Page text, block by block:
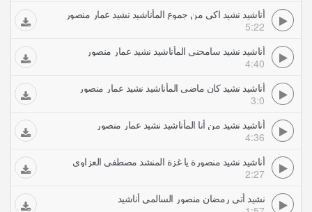
أناشيد نشيد اكى من جموع المأناشيد نشيد عمار منصور
5:22
أناشيد نشيد سامحني المأناشيد نشيد عمار منصور
4:40
أناشيد نشيد كان ماضي المأناشيد نشيد عمار منصور
3:0
أناشيد نشيد من أنا المأناشيد نشيد عمار منصور
4:36
أناشيد نشيد منصورة يا غزة المنشد مصطفى العزاوي
2:27
نشيد أتى رمضان منصور السالمي أناشيد